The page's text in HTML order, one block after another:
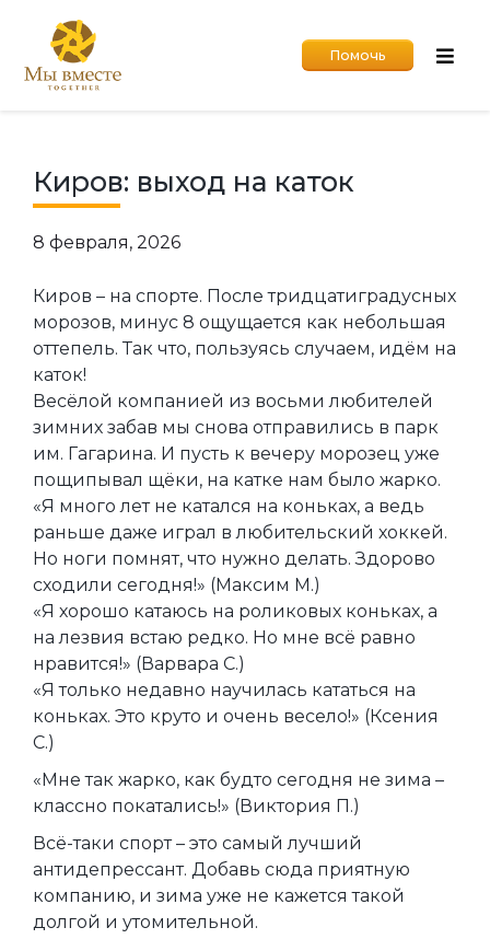
Помочь
Киров: выход на каток
8 февраля, 2026
Киров – на спорте. После тридцатиградусных
морозов, минус 8 ощущается как небольшая
оттепель. Так что, пользуясь случаем, идём на
каток!
Весёлой компанией из восьми любителей
зимних забав мы снова отправились в парк
им. Гагарина. И пусть к вечеру морозец уже
пощипывал щёки, на катке нам было жарко.
«Я много лет не катался на коньках, а ведь
раньше даже играл в любительский хоккей.
Но ноги помнят, что нужно делать. Здорово
сходили сегодня!» (Максим М.)
«Я хорошо катаюсь на роликовых коньках, а
на лезвия встаю редко. Но мне всё равно
нравится!» (Варвара С.)
«Я только недавно научилась кататься на
коньках. Это круто и очень весело!» (Ксения
С.)
«Мне так жарко, как будто сегодня не зима –
классно покатались!» (Виктория П.)
Всё-таки спорт – это самый лучший
антидепрессант. Добавь сюда приятную
компанию, и зима уже не кажется такой
долгой и утомительной.